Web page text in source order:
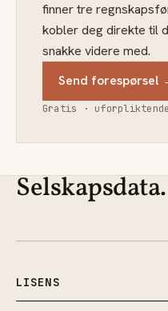
finner tre
kobler deg direkte til
snakke videre med.
Send forespørsel
Gratis · uforpliktende
Selskapsdata.
LISENS